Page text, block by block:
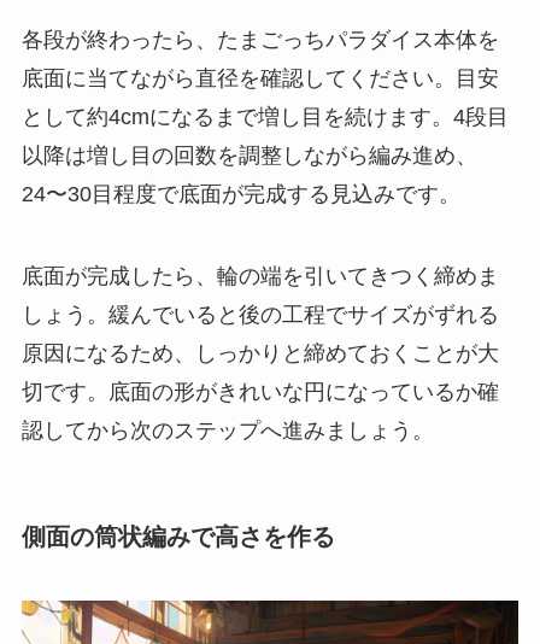
各段が終わったら、たまごっちパラダイス本体を
底面に当てながら直径を確認してください。目安
として約4cmになるまで増し目を続けます。4段目
以降は増し目の回数を調整しながら編み進め、
24〜30目程度で底面が完成する見込みです。
底面が完成したら、輪の端を引いてきつく締めま
しょう。緩んでいると後の工程でサイズがずれる
原因になるため、しっかりと締めておくことが大
切です。底面の形がきれいな円になっているか確
認してから次のステップへ進みましょう。
側面の筒状編みで高さを作る